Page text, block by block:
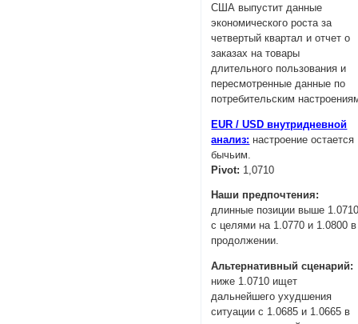
США выпустит данные
экономического роста за
четвертый квартал и отчет о
заказах на товары
длительного пользования и
пересмотренные данные по
потребительским
EUR / USD внутридневной
анализ: настроение остается
бычьим.
Pivot: 1,0710
Наши предпочтения:
длинные позиции выше
с целями на 1.0770 и 1.0800 в
продолжении.
Альтернативный сценарий:
ниже 1.0710 ищет
дальнейшего ухудшения
ситуации с 1.0685 и 1.0665 в